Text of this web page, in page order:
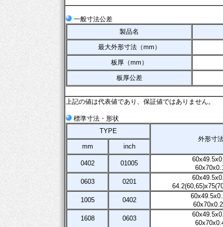
一般寸法公差
製品名
最大外形寸法（mm）
板厚（mm）
板厚公差
上記の値は代表値であり、保証値ではありません。
標準寸法・形状
TYPE
外形寸
mm
inch
0402 01005
0603
0201
1005
0402
1608
0603